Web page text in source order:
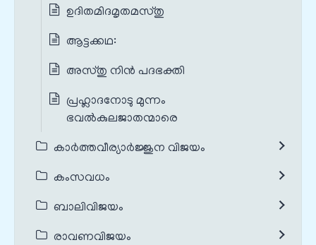
ഉദിതമിദമൃതമസ്തു
ആട്ടക്കഥ:
അസ്തു നിൻ പദഭക്തി
പ്രഹ്ലാദനോടു മുന്നം
ഭവൽകുലജാതന്മാരെ
കാർത്തവീര്യാർജ്ജുന വിജയം
കംസവധം
ബാലിവിജയം
രാവണവിജയം